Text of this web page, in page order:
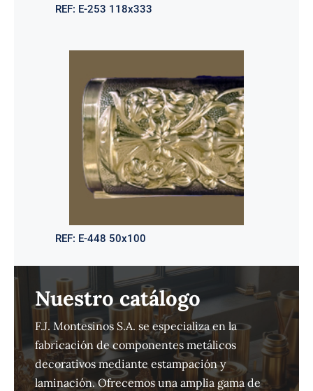
REF: E-253 118x333
REF: E-448 50x100
Nuestro catálogo
F.J. Montesinos S.A. se especializa en la
fabricación de componentes metálicos
decorativos mediante estampación y
laminación. Ofrecemos una amplia gama de